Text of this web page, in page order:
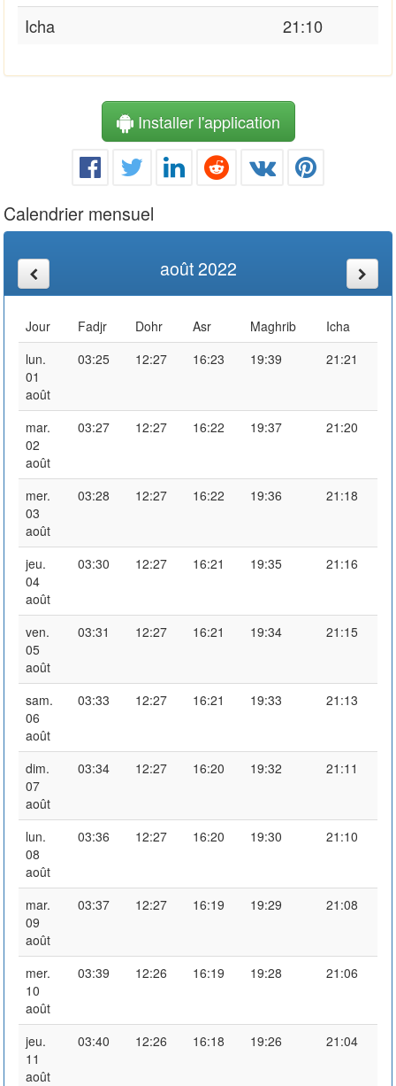
Icha
21:10
Installer l'application
Calendrier mensuel
août 2022
Jour Fadjr Dohr Asr Maghrib
Icha
lun.
01
août
03:25 12:27 16:23 19:39 21:21
mar.
02
août
03:27 12:27 16:22 19:37 21:20
mer.
03
août
03:28 12:27 16:22 19:36 21:18
jeu.
04
août
03:30 12:27 16:21 19:35 21:16
ven.
05
août
03:31 12:27 16:21 19:34 21:15
sam.
06
août
03:33 12:27 16:21 19:33 21:13
dim.
07
août
03:34 12:27 16:20 19:32 21:11
lun.
08
août
03:36 12:27 16:20 19:30 21:10
mar.
09
août
03:37 12:27 16:19 19:29 21:08
mer.
10
août
03:39 12:26 16:19 19:28 21:06
jeu.
11
août
03:40 12:26 16:18 19:26 21:04